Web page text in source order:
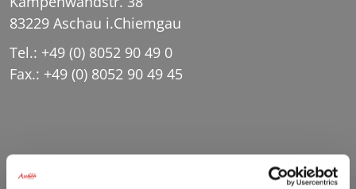
83229 Aschau i.Chiemgau
Tel.: +49 (0) 8052 90 49 0
Fax.: +49 (0) 8052 90 49 45
150 Jahre Familie von Cramer-
Klett
Ausflugsziele
Winter
Panoramen 360°
Barrierefreies Aschau